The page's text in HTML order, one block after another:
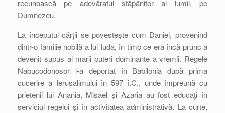
recunoască pe adevăratul stăpânitor al lumii, pe
Dumnezeu.
La începutul cărţii se povesteşte cum Daniel, provenind
dintr-o familie nobilă a lui Iuda, în timp ce era încă prunc a
devenit supus al marii puteri dominante a vremii. Regele
Nabucodonosor l-a deportat în Babilonia după prima
cucerire a Ierusalimului în 597 î.C., unde împreună cu
prietenii lui Anania, Misael şi Azaria au fost educaţi în
serviciul regelui şi în activitatea administrativă. La curte,